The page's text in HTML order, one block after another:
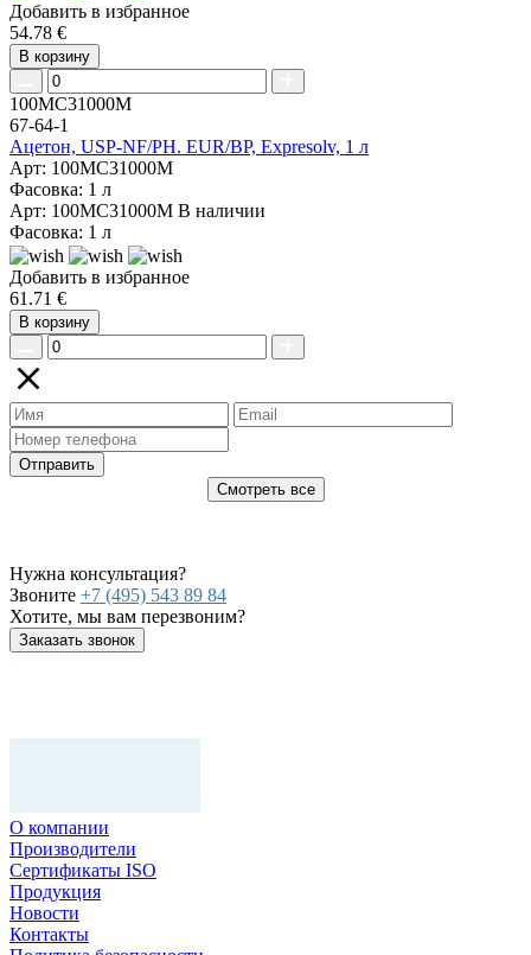
Добавить в избранное
54.78 €
В корзину
100MC31000M
67-64-1
Ацетон, USP-NF/PH. EUR/BP, Expresolv, 1 л
Арт: 100MC31000M
Фасовка: 1 л
Арт: 100MC31000M В наличии
Фасовка: 1 л
Добавить в избранное
61.71 €
В корзину
Отправить
Смотреть все
Нужна консультация?
Звоните +7 (495) 543 89 84
Хотите, мы вам перезвоним?
Заказать звонок
О компании
Производители
Сертификаты ISO
Продукция
Новости
Контакты